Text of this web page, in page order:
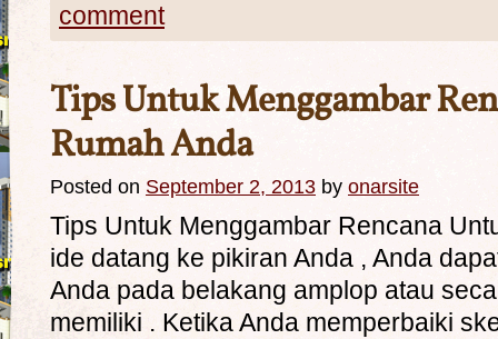
comment
Tips Untuk Menggambar
Rumah Anda
Posted on September 2, 2013 by onarsite
Tips Untuk Menggambar Rencana
ide datang ke pikiran Anda , Anda
Anda pada belakang amplop atau
memiliki . Ketika Anda memperbaiki